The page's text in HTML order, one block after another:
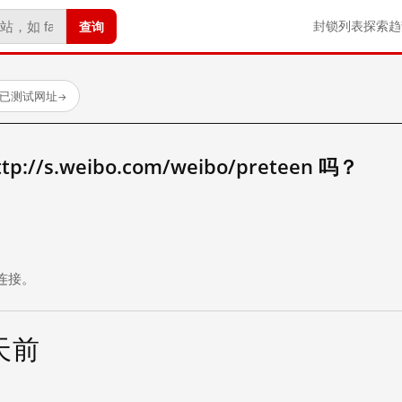
查询 封锁列表探索
测试网址→
s.weibo.com/weibo/preteen 吗？
。
前